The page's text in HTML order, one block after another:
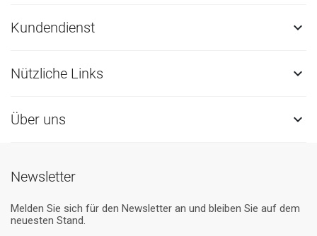
Kundendienst 
Nützliche Links 
Über uns 
Newsletter
Melden Sie sich für den Newsletter an und bleiben Sie auf dem
neuesten Stand.